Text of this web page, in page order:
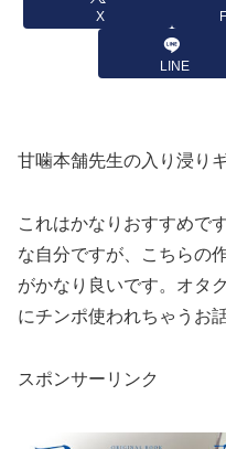
X
LINE
甘噛本舗先生の入り浸り
これはかなりおすすめで
な自分ですが、こちらの
がかなり良いです。オタ
にチンポ使われちゃうお
スポンサーリンク